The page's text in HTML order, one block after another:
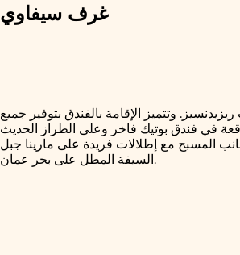
غرف سيفاوي
بشكل أنيق، ومنهم 2 جناح مارينا للنزلاء ذوي الاحتياجات الخاصة، و13 غرفة مارينا فرونت ريزيدنسيز. وتتميز الإقامة بالفندق بتوفير جميع
خاصة تطل على جانب المسبح مع إطلالات فريدة على مارينا جبل
السيفة المطل على بحر عمان.